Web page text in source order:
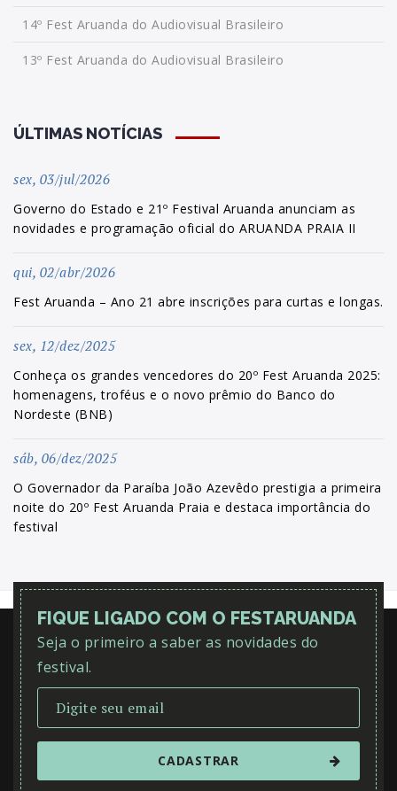
14º Fest Aruanda do Audiovisual Brasileiro
13º Fest Aruanda do Audiovisual Brasileiro
ÚLTIMAS NOTÍCIAS
sex, 03/jul/2026
Governo do Estado e 21º Festival Aruanda anunciam as
novidades e programação oficial do ARUANDA PRAIA II
qui, 02/abr/2026
Fest Aruanda – Ano 21 abre inscrições para curtas e longas.
sex, 12/dez/2025
Conheça os grandes vencedores do 20º Fest Aruanda 2025:
homenagens, troféus e o novo prêmio do Banco do
Nordeste (BNB)
sáb, 06/dez/2025
O Governador da Paraíba João Azevêdo prestigia a primeira
noite do 20º Fest Aruanda Praia e destaca importância do
festival
FIQUE LIGADO COM O FESTARUANDA
Seja o primeiro a saber as novidades do
festival.